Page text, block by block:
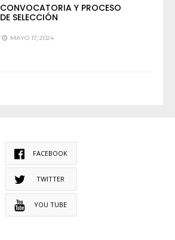
CONVOCATORIA Y PROCESO
DE SELECCIÓN
MAYO 17, 2024
FACEBOOK
TWITTER
YOU TUBE